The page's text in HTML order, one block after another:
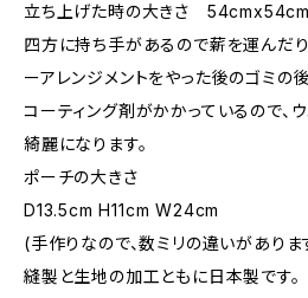
立ち上げた時の大きさ 54cmx54cm
四方に持ち手があるので薪を運んだり
ーアレンジメントをやった後のゴミの
コーティング剤がかかっているので、
綺麗になります。
ポーチの大きさ
D13.5cm H11cm W24cm
(手作りなので、数ミリの違いがありま
縫製と生地の加工ともに日本製です。